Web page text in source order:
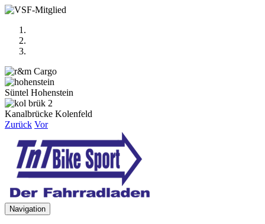
Süntel Hohenstein
Kanalbrücke Kolenfeld
Zurück Vor
Navigation